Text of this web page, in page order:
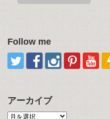
Follow me
アーカイブ